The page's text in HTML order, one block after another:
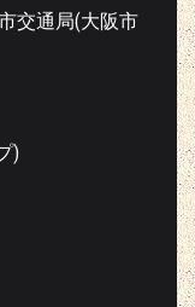
交通局(大阪市
)